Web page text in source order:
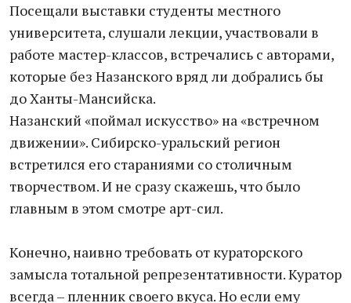
Посещали выставки студенты местного
университета, слушали лекции, участвовали в
работе мастер-классов, встречались с авторами,
которые без Назанского вряд ли добрались бы
до Ханты-Мансийска.
Назанский «поймал искусство» на «встречном
движении». Сибирско-уральский регион
встретился его стараниями со столичным
творчеством. И не сразу скажешь, что было
главным в этом смотре арт-сил.
Конечно, наивно требовать от кураторского
замысла тотальной репрезентативности. Куратор
всегда – пленник своего вкуса. Но если ему